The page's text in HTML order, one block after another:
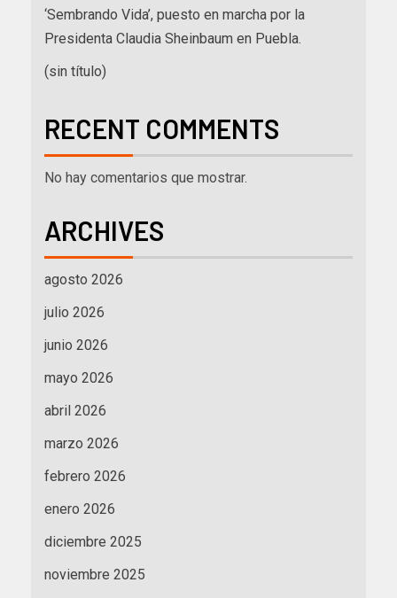
‘Sembrando Vida’, puesto en marcha por la
Presidenta Claudia Sheinbaum en Puebla.
(sin título)
RECENT COMMENTS
No hay comentarios que mostrar.
ARCHIVES
agosto 2026
julio 2026
junio 2026
mayo 2026
abril 2026
marzo 2026
febrero 2026
enero 2026
diciembre 2025
noviembre 2025